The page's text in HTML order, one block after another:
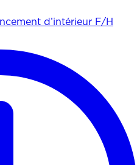
d’intérieur F/H